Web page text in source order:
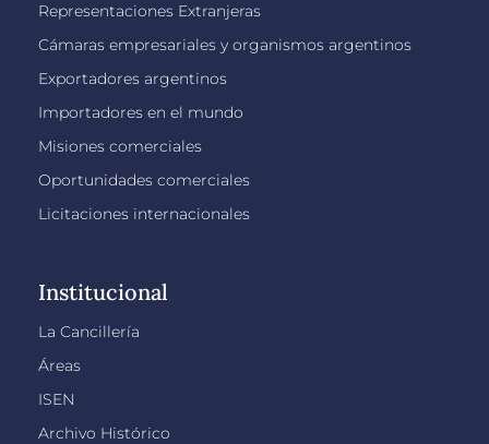
Representaciones Extranjeras
Cámaras empresariales y organismos argentinos
Exportadores argentinos
Importadores en el mundo
Misiones comerciales
Oportunidades comerciales
Licitaciones internacionales
Institucional
La Cancillería
Áreas
ISEN
Archivo Histórico